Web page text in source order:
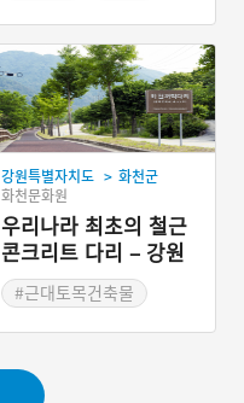
#강원도 지명유래
강원특별자치도 > 화천군
화천문화원
우리나라 최초의 철근
콘크리트 다리 – 강원
화천 꺼먹다리
#근대토목건축물